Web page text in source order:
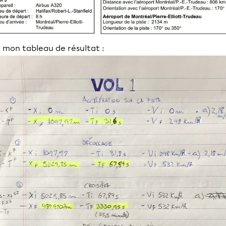
mon tableau de résultat :